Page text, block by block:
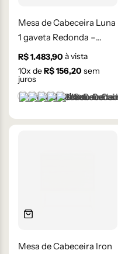
Mesa de Cabeceira Luna
1 gaveta Redonda –
Laqueada
R$1.483,90 à vista
10x deR$156,20 sem
juros
Branco
Cinza Médio
Frapê
Mocha Mousse
Preto
+1 cor
Mesa de Cabeceira Iron